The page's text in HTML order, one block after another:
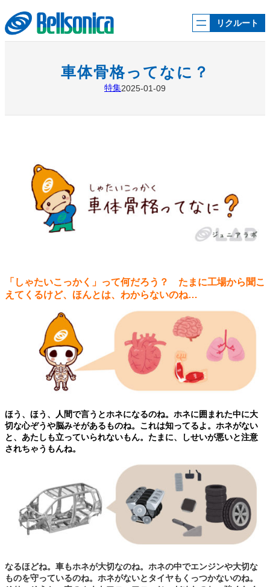
容
を
ス
リクルート
車体骨格ってなに？
特集2025-01-09
「しゃたいこっかく」って何だろう？ たまに工場から聞こ
えてくるけど、ほんとは、わからないのね…
ほう、ほう、人間で言うとホネになるのね。ホネに囲まれた中に大
切な心ぞうや脳みそがあるものね。これは知ってるよ。ホネがない
と、あたしも立っていられないもん。たまに、しせいが悪いと注意
されちゃうもんね。
なるほどね。車もホネが大切なのね。ホネの中でエンジンや大切な
ものを守っているのね。ホネがないとタイヤもくっつかないのね。